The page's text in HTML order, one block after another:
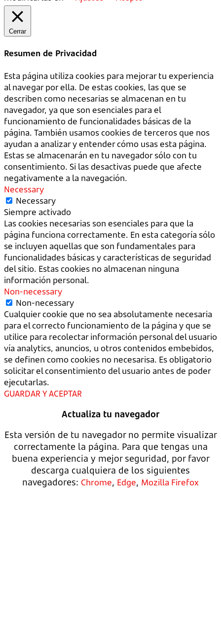
Cerrar
Resumen de Privacidad
Esta página utiliza cookies para mejorar tu experiencia
al navegar por ella. De estas cookies, las que se
describen como necesarias se almacenan en tu
navegador, ya que son esenciales para el
funcionamiento de funcionalidades básicas de la
página. También usamos cookies de terceros que nos
ayudan a analizar y entender cómo usas esta página.
Estas se almacenarán en tu navegador sólo con tu
consentimiento. Si las desactivas puede que afecte
negativamente a la navegación.
Necessary
Necessary
Siempre activado
Las cookies necesarias son esenciales para que la
página funciona correctamente. En esta categoría sólo
se incluyen aquellas que son fundamentales para
funcionalidades básicas y características de seguridad
del sitio. Estas cookies no almacenan ninguna
información personal.
Non-necessary
Non-necessary
Cualquier cookie que no sea absolutamente necesaria
para el correcto funcionamiento de la página y que se
utilice para recolectar información personal del usuario
vía analytics, anuncios, u otros contenidos embebidos,
se definen como cookies no necesarisa. Es obligatorio
solicitar el consentimiento del usuario antes de poder
ejecutarlas.
GUARDAR Y ACEPTAR
Actualiza tu navegador
Esta versión de tu navegador no permite visualizar
correctamente la página. Para que tengas una
buena experiencia y mejor seguridad, por favor
descarga cualquiera de los siguientes
navegadores: Chrome, Edge, Mozilla Firefox